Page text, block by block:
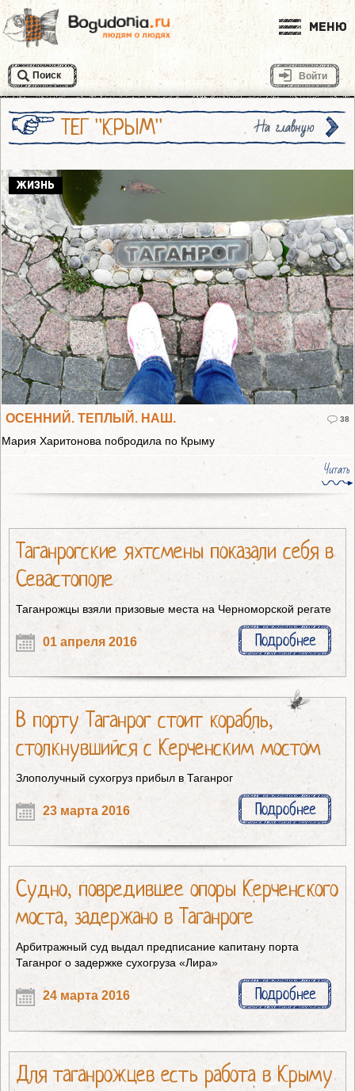
Меню
Поиск Войти
ТЕГ "КРЫМ" На главную
ЖИЗНЬ
ОСЕННИЙ. ТЕПЛЫЙ. НАШ. 38
Мария Харитонова побродила по Крыму
Читать
Таганрогские яхтсмены показали себя в
Севастополе
Таганрожцы взяли призовые места на Черноморской регате
01 апреля 2016 Подробнее
В порту Таганрог стоит корабль,
столкнувшийся с Керченским мостом
Злополучный сухогруз прибыл в Таганрог
23 марта 2016 Подробнее
Судно, повредившее опоры Керченского
моста, задержано в Таганроге
Арбитражный суд выдал предписание капитану порта
Таганрог о задержке сухогруза «Лира»
24 марта 2016 Подробнее
Для таганрожцев есть работа в Крыму